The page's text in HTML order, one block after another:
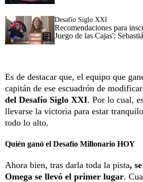
Desafío Siglo XXI
Recomendaciones para
Juego de las Cajas':
Es de destacar que, el equipo que
capitán de ese escuadrón de
del Desafío Siglo XXI. Por lo cual,
llevarse la victoria para estar
todo lo alto.
Quién ganó el Desafío Millonario HOY
Ahora bien, tras darla toda la pista,
Omega se llevó el primer lugar.